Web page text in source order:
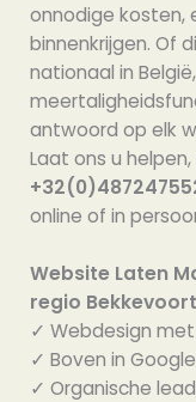
onnodige kosten,
binnenkrijgen. Of
nationaal in
antwoord op elk
Laat ons u helpen,
online of in
Website Laten
regio
✓ Webdesign met
✓ Boven in
✓ Organische